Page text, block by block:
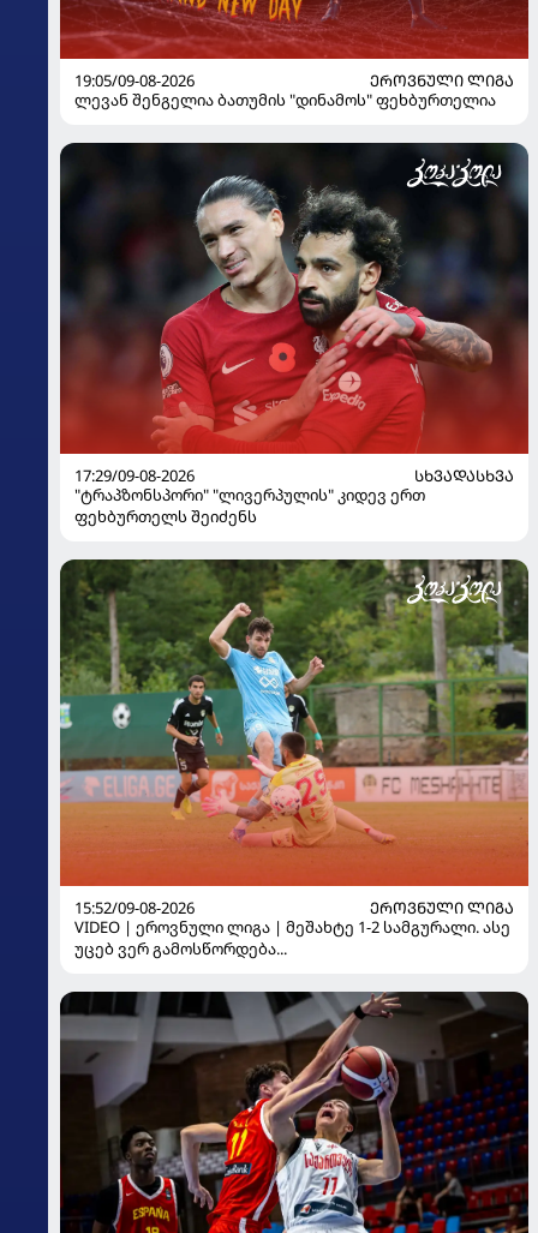
19:05/09-08-2026
ᲔᲠᲝᲕᲜᲣᲚᲘ ᲚᲘᲒᲐ
ლევან შენგელია ბათუმის "დინამოს" ფეხბურთელია
17:29/09-08-2026
ᲡᲮᲕᲐᲓᲐᲡᲮᲕᲐ
"ტრაპზონსპორი" "ლივერპულის" კიდევ ერთ
ფეხბურთელს შეიძენს
15:52/09-08-2026
ᲔᲠᲝᲕᲜᲣᲚᲘ ᲚᲘᲒᲐ
VIDEO | ეროვნული ლიგა | მეშახტე 1-2 სამგურალი. ასე
უცებ ვერ გამოსწორდება...